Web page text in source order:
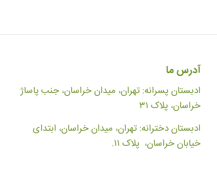
آدرس ما
ادبستان پسرانه: تهران، میدان خراسان، جنب پاساژ
خراسان، پلاک ۳۱
ادبستان دخترانه: تهران، میدان خراسان، ابتدای
خیابان خراسان، پلاک ۱۱.